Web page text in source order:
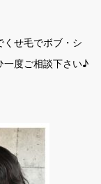
くせ毛でボブ・シ
一度ご相談下さい♪